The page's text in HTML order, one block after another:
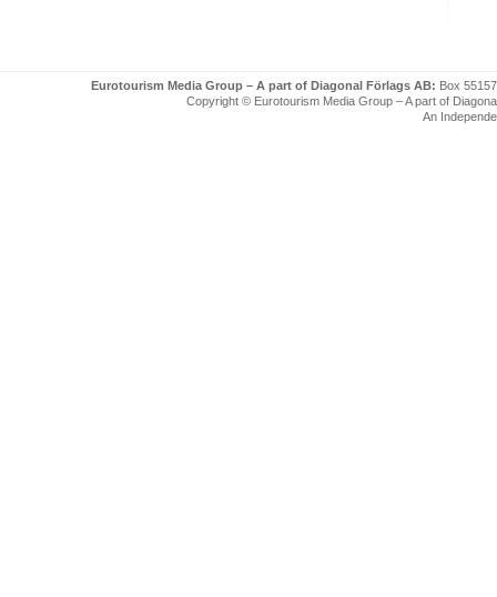
Eurotourism Media Group – A part of Diagonal Förlags AB: Box
Copyright © Eurotourism Media Group – A part of
An